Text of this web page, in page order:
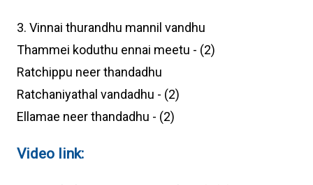
3. Vinnai thurandhu mannil vandhu
Thammei koduthu ennai meetu - (2)
Ratchippu neer thandadhu
Ratchaniyathal vandadhu - (2)
Ellamae neer thandadhu - (2)
Video link: